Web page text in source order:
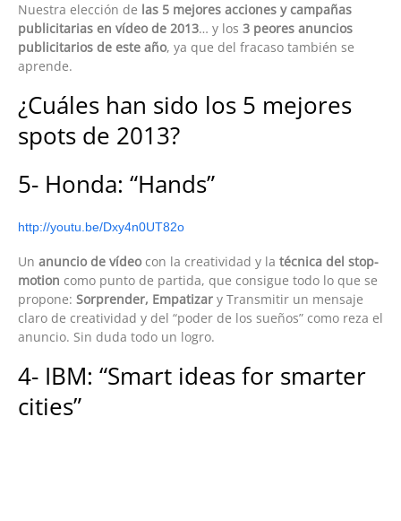
Nuestra elección de las 5 mejores acciones y campañas
publicitarias en vídeo de 2013… y los 3 peores anuncios
publicitarios de este año, ya que del fracaso también se
aprende.
¿Cuáles han sido los 5 mejores
spots de 2013?
5- Honda: “Hands”
http://youtu.be/Dxy4n0UT82o
Un anuncio de vídeocon la creatividad y la técnica del stop-
motion como punto de partida, que consigue todo lo que se
propone: Sorprender, Empatizar y Transmitir un mensaje
claro de creatividad y del “poder de los sueños” como reza el
anuncio. Sin duda todo un logro.
4- IBM: “Smart ideas for smarter
cities”